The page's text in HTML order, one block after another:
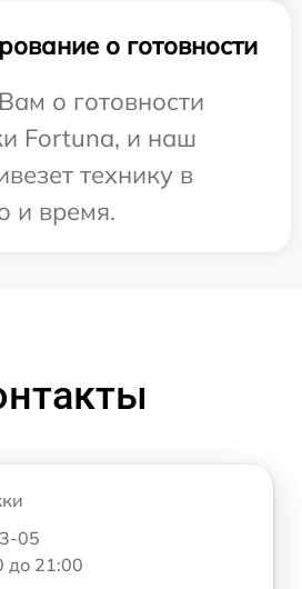
о готовности
о готовности
Fortuna, и наш
технику в
и время.
05
до 21:00